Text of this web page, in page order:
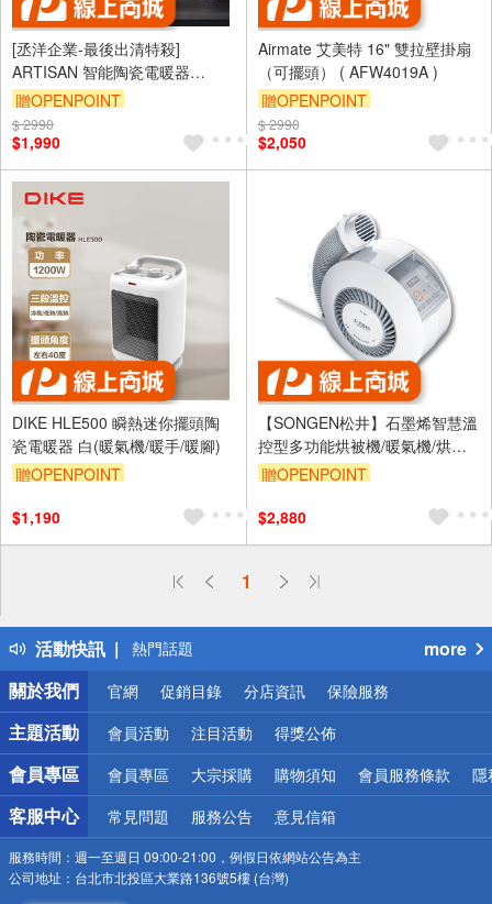
[丞洋企業-最後出清特殺]
ARTISAN 智能陶瓷電暖器
(HT1200)
贈OPENPOINT
$ 2990
$1,990
Airmate 艾美特 16" 雙拉壁掛扇
（可擺頭） ( AFW4019A )
贈OPENPOINT
$ 2990
$2,050
DIKE HLE500 瞬熱迷你擺頭陶
瓷電暖器 白(暖氣機/暖手/暖腳)
贈OPENPOINT
$1,190
【SONGEN松井】石墨烯智慧溫
控型多功能烘被機/暖氣機/烘衣
機/烘鞋機(SG-NB02(W))(附贈烘
贈OPENPOINT
$2,880
1
活動快訊
偏遠地區配送
得獎公告
熱門話題
銀行優惠
偏遠地區配送
詐騙網頁！請小心！
more
關於我們
官網 促銷目錄 分店資訊 保險服務
主題活動 會員活動 注目活動 得獎公佈
會員專區 會員專區 大宗採購 購物須知 會員服務條款 隱
客服中心 常見問題 服務公告 意見信箱
服務時間： 週一至週日 09:00-21:00，例假日依網站公告為主
公司地址： 台北市北投區大業路136號5樓 (台灣)